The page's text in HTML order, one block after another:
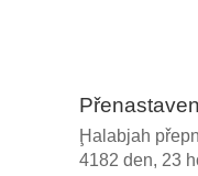
Ḩalabjah
4182 den, 23